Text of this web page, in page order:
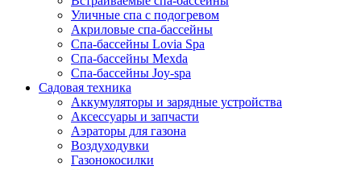
Уличные спа с подогревом
Акриловые спа-бассейны
Спа-бассейны Lovia Spa
Спа-бассейны Mexda
Спа-бассейны Joy-spa
Садовая техника
Аккумуляторы и зарядные устройства
Аксессуары и запчасти
Аэраторы для газона
Воздуходувки
Газонокосилки